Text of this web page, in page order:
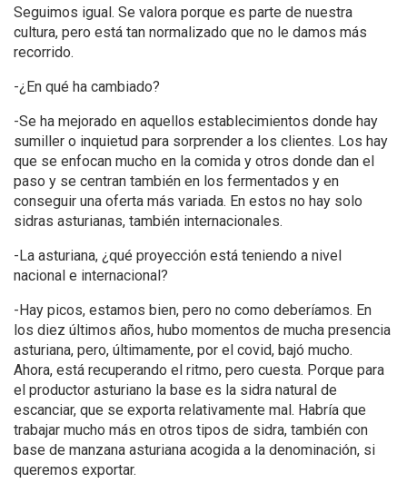
Seguimos igual. Se valora porque es parte de nuestra
cultura, pero está tan normalizado que no le damos más
recorrido.
-¿En qué ha cambiado?
-Se ha mejorado en aquellos establecimientos donde hay
sumiller o inquietud para sorprender a los clientes. Los hay
que se enfocan mucho en la comida y otros donde dan el
paso y se centran también en los fermentados y en
conseguir una oferta más variada. En estos no hay solo
sidras asturianas, también internacionales.
-La asturiana, ¿qué proyección está teniendo a nivel
nacional e internacional?
-Hay picos, estamos bien, pero no como deberíamos. En
los diez últimos años, hubo momentos de mucha presencia
asturiana, pero, últimamente, por el covid, bajó mucho.
Ahora, está recuperando el ritmo, pero cuesta. Porque para
el productor asturiano la base es la sidra natural de
escanciar, que se exporta relativamente mal. Habría que
trabajar mucho más en otros tipos de sidra, también con
base de manzana asturiana acogida a la denominación, si
queremos exportar.